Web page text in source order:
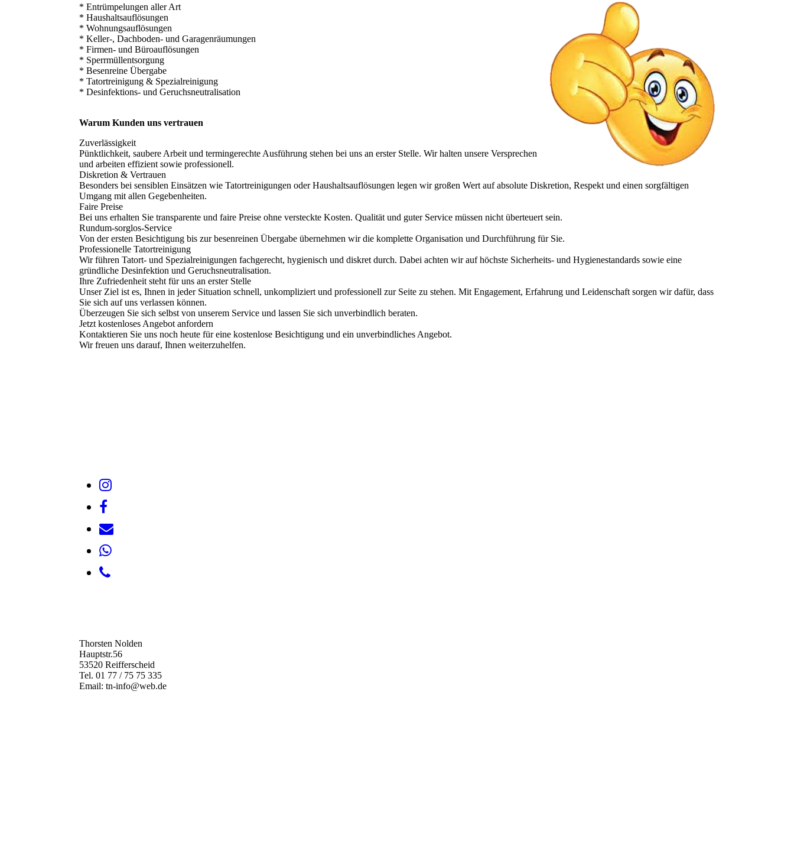
* Entrümpelungen aller Art
* Haushaltsauflösungen
* Wohnungsauflösungen
* Keller-, Dachboden- und Garagenräumungen
* Firmen- und Büroauflösungen
* Sperrmüllentsorgung
* Besenreine Übergabe
* Tatortreinigung & Spezialreinigung
* Desinfektions- und Geruchsneutralisation
Warum Kunden uns vertrauen
Zuverlässigkeit
Pünktlichkeit, saubere Arbeit und termingerechte Ausführung stehen bei uns an erster Stelle. Wir halten unsere Versprechen
und arbeiten effizient sowie professionell.
Diskretion & Vertrauen
Besonders bei sensiblen Einsätzen wie Tatortreinigungen oder Haushaltsauflösungen legen wir großen Wert auf absolute Diskretion, Respekt und einen sorgfältigen
Umgang mit allen Gegebenheiten.
Faire Preise
Bei uns erhalten Sie transparente und faire Preise ohne versteckte Kosten. Qualität und guter Service müssen nicht überteuert sein.
Rundum-sorglos-Service
Von der ersten Besichtigung bis zur besenreinen Übergabe übernehmen wir die komplette Organisation und Durchführung für Sie.
Professionelle Tatortreinigung
Wir führen Tatort- und Spezialreinigungen fachgerecht, hygienisch und diskret durch. Dabei achten wir auf höchste Sicherheits- und Hygienestandards sowie eine
gründliche Desinfektion und Geruchsneutralisation.
Ihre Zufriedenheit steht für uns an erster Stelle
Unser Ziel ist es, Ihnen in jeder Situation schnell, unkompliziert und professionell zur Seite zu stehen. Mit Engagement, Erfahrung und Leidenschaft sorgen wir dafür, dass
Sie sich auf uns verlassen können.
Überzeugen Sie sich selbst von unserem Service und lassen Sie sich unverbindlich beraten.
Jetzt kostenloses Angebot anfordern
Kontaktieren Sie uns noch heute für eine kostenlose Besichtigung und ein unverbindliches Angebot.
Wir freuen uns darauf, Ihnen weiterzuhelfen.
Thorsten Nolden
Hauptstr.56
53520 Reifferscheid
Tel. 01 77 / 75 75 335
Email: tn-info@web.de